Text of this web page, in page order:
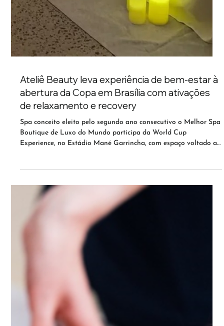
Ateliê Beauty leva experiência de bem-estar à
abertura da Copa em Brasília com ativações
de relaxamento e recovery
Spa conceito eleito pelo segundo ano consecutivo o Melhor Spa
Experience, no Estádio Mané Garrincha, com espaço voltado ao